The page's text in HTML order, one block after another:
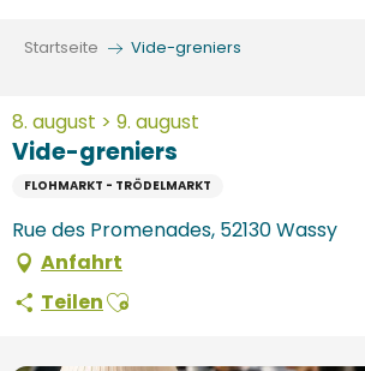
Startseite Vide-greniers
8. august > 9. august
Vide-greniers
FLOHMARKT - TRÖDELMARKT
Rue des Promenades, 52130 Wassy
Anfahrt
TeilenAjouter aux favoris